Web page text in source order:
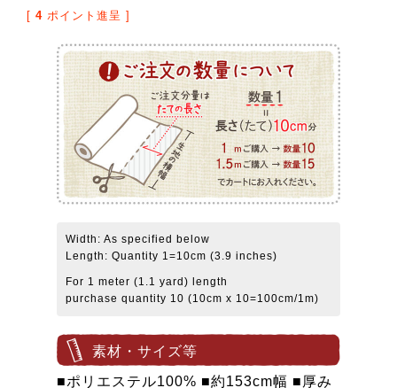
[ 4 ポイント進呈 ]
Width: As specified below
Length: Quantity 1=10cm (3.9 inches)
For 1 meter (1.1 yard) length
purchase quantity 10 (10cm x 10=100cm/1m)
素材・サイズ等
■ポリエステル100% ■約153cm幅 ■厚み